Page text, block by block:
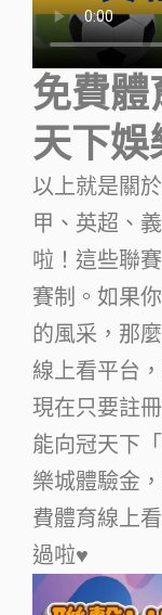
免費體
天下娛
以上就是關
甲、英超、
啦！這些聯
賽制。如果
的風采，那
線上看平台
現在只要註冊
能向冠天下「
樂城體驗金
費體育線上
過啦♥